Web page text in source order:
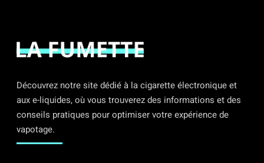
Découvrez notre site dédié à la cigarette électronique et
aux e-liquides, où vous trouverez des informations et des
conseils pratiques pour optimiser votre expérience de
vapotage.